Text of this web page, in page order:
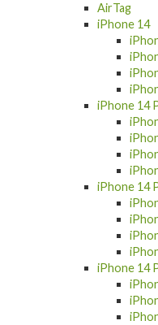
AirTag
iPhone 14
iPhone 14
iPhone 14
iPhone 14